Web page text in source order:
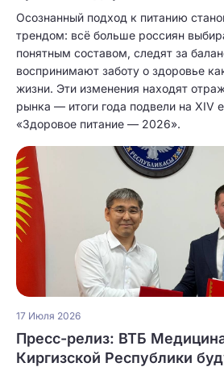
Осознанный подход к питанию
трендом: всё больше россиян
понятным составом, следят за
воспринимают заботу о здоровье
жизни. Эти изменения находят
рынка — итоги года подвели на XIV
«Здоровое питание — 2026».
17 Июля 2026
Пресс-релиз: ВТБ
Киргизской Республики